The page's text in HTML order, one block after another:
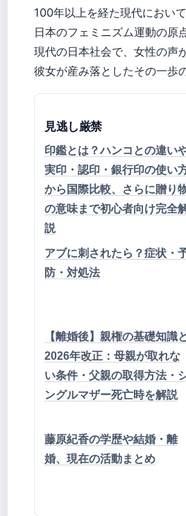
100年以上を経た現代において
日本のフェミニズム運動の原
現代の日本社会で、女性の声
彼女が産み落としたその一歩
見逃し厳禁
印鑑とは？ハンコとの違い
実印・認印・銀行印の使い
から国際比較、さらに贈り
の意味まで初心者向け完全
説
アブに刺されたら？症状・
防・対処法
【離婚後】親権の基礎知識
2026年改正：母親が取れな
い条件・父親の取得方法・
ングルマザー死亡時を解説
藤原紀香の学歴や結婚・離
婚、現在の活動まとめ